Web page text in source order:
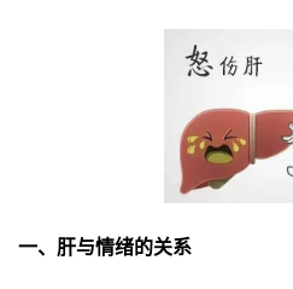
一、肝与情绪的关系